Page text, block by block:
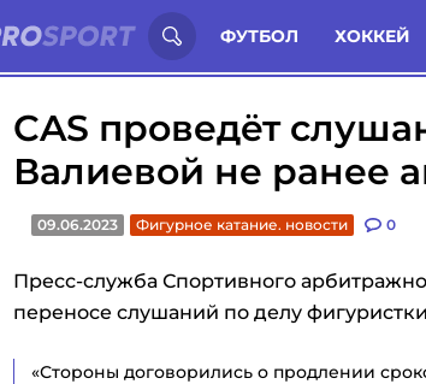
ФУТБОЛ ХОККЕЙ
Иностранцы о спорте России: Статьи
CAS проведёт
Валиевой не ранее
09.06.2023 Фигурное катание. новости 0
Пресс-служба Спортивного
переносе слушаний по делу
«Стороны договорились о продлении